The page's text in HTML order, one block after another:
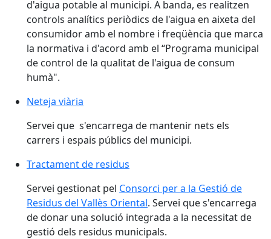
d'aigua potable al municipi. A banda, es realitzen
controls analítics periòdics de l'aigua en aixeta del
consumidor amb el nombre i freqüència que marca
la normativa i d'acord amb el “Programa municipal
de control de la qualitat de l'aigua de consum
humà".
Neteja viària
Servei que s'encarrega de mantenir nets els
carrers i espais públics del municipi.
Tractament de residus
Servei gestionat pel Consorci per a la Gestió de
Residus del Vallès Oriental. Servei que s'encarrega
de donar una solució integrada a la necessitat de
gestió dels residus municipals.